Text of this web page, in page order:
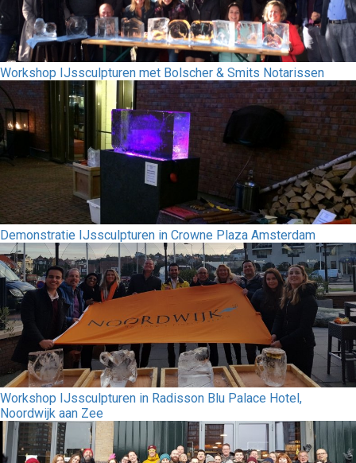
Workshop IJssculpturen met Bolscher & Smits Notarissen
Demonstratie IJssculpturen in Crowne Plaza Amsterdam
Workshop IJssculpturen in Radisson Blu Palace Hotel,
Noordwijk aan Zee